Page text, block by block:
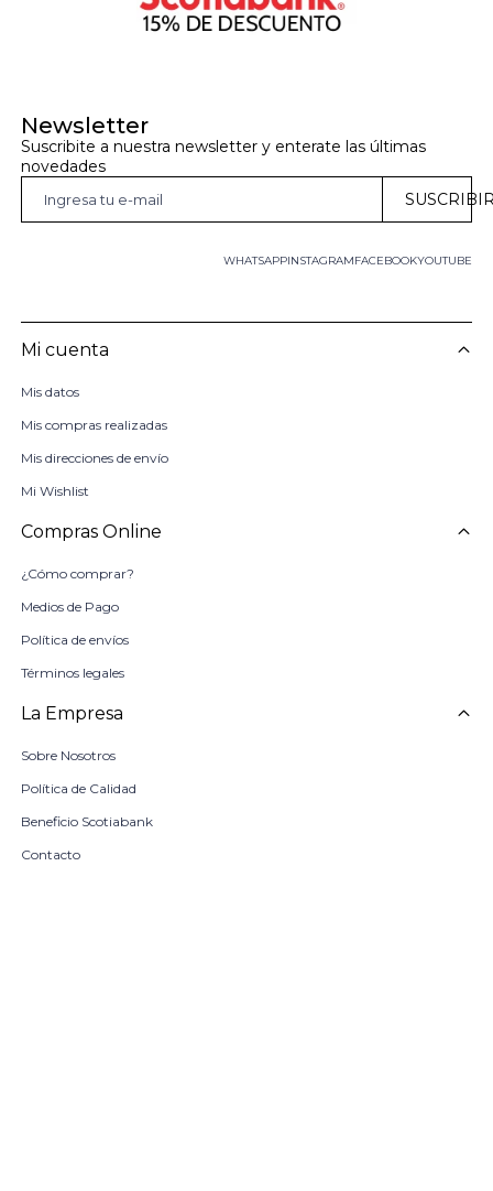
Newsletter
Suscribite a nuestra newsletter y enterate las últimas
novedades
WHATSAPP FACEBOOKYOUTUBE
INSTAGRAM
Mi cuenta
Mis datos
Mis compras realizadas
Mis direcciones de envío
Mi Wishlist
Compras Online
¿Cómo comprar?
Medios de Pago
Política de envíos
Términos legales
La Empresa
Sobre Nosotros
Política de Calidad
Beneficio Scotiabank
Contacto